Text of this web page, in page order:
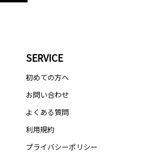
SERVICE
初めての方へ
お問い合わせ
よくある質問
利用規約
プライバシーポリシー